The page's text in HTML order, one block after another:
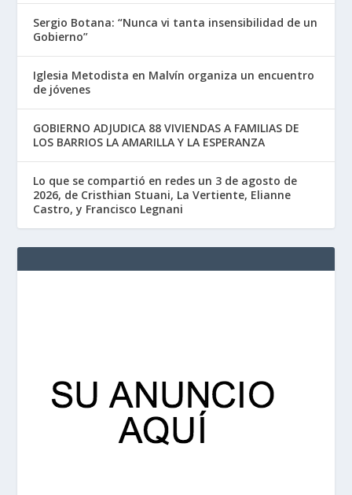
Sergio Botana: “Nunca vi tanta insensibilidad de un
Gobierno”
Iglesia Metodista en Malvín organiza un encuentro
de jóvenes
GOBIERNO ADJUDICA 88 VIVIENDAS A FAMILIAS DE
LOS BARRIOS LA AMARILLA Y LA ESPERANZA
Lo que se compartió en redes un 3 de agosto de
2026, de Cristhian Stuani, La Vertiente, Elianne
Castro, y Francisco Legnani